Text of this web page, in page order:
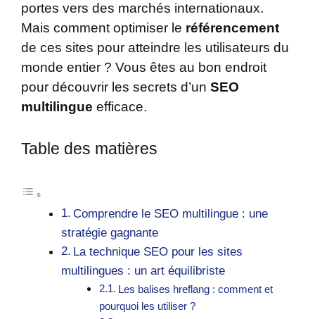
portes vers des marchés internationaux.
Mais comment optimiser le référencement
de ces sites pour atteindre les utilisateurs du
monde entier ? Vous êtes au bon endroit
pour découvrir les secrets d’un SEO
multilingue efficace.
Table des matières
Comprendre le SEO multilingue : une
stratégie gagnante
La technique SEO pour les sites
multilingues : un art équilibriste
Les balises hreflang : comment et
pourquoi les utiliser ?